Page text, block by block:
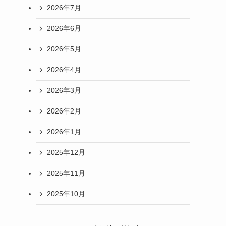
2026年7月
2026年6月
2026年5月
2026年4月
2026年3月
2026年2月
2026年1月
2025年12月
2025年11月
2025年10月